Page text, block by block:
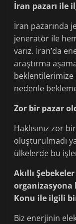
İran pazarı ile
İran pazarında
jeneratör ile
varız. İran’da
araştırma
beklentilerimize
nedenle
Zor bir pazar
Haklısınız zor
oluşturulmadı
ülkelerde bu
Akıllı
organizasyona
Konu ile ilgili
Biz enerjinin